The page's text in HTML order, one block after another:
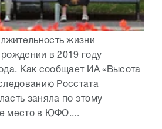
жизни
в 2019 году
Как сообщает ИА «Высота
Росстата
заняла по этому
место в ЮФО....